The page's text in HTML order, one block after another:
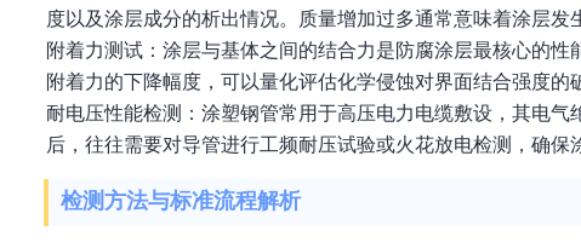
度以及涂层成分的析出情况。质量增加过多通常意味着涂层发
附着力测试：涂层与基体之间的结合力是防腐涂层最核心的
附着力的下降幅度，可以量化评估化学侵蚀对界面结合强度的
耐电压性能检测：涂塑钢管常用于高压电力电缆敷设，其电
后，往往需要对导管进行工频耐压试验或火花放电检测，确保
检测方法与标准流程解析